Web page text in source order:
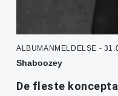
ALBUMANMELDELSE -
Shaboozey
De fleste